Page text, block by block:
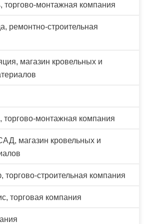
торгово-монтажная компания
ремонтно-строительная
магазин кровельных и
торгово-монтажная компания
магазин кровельных и
строительная компания
торговая компания